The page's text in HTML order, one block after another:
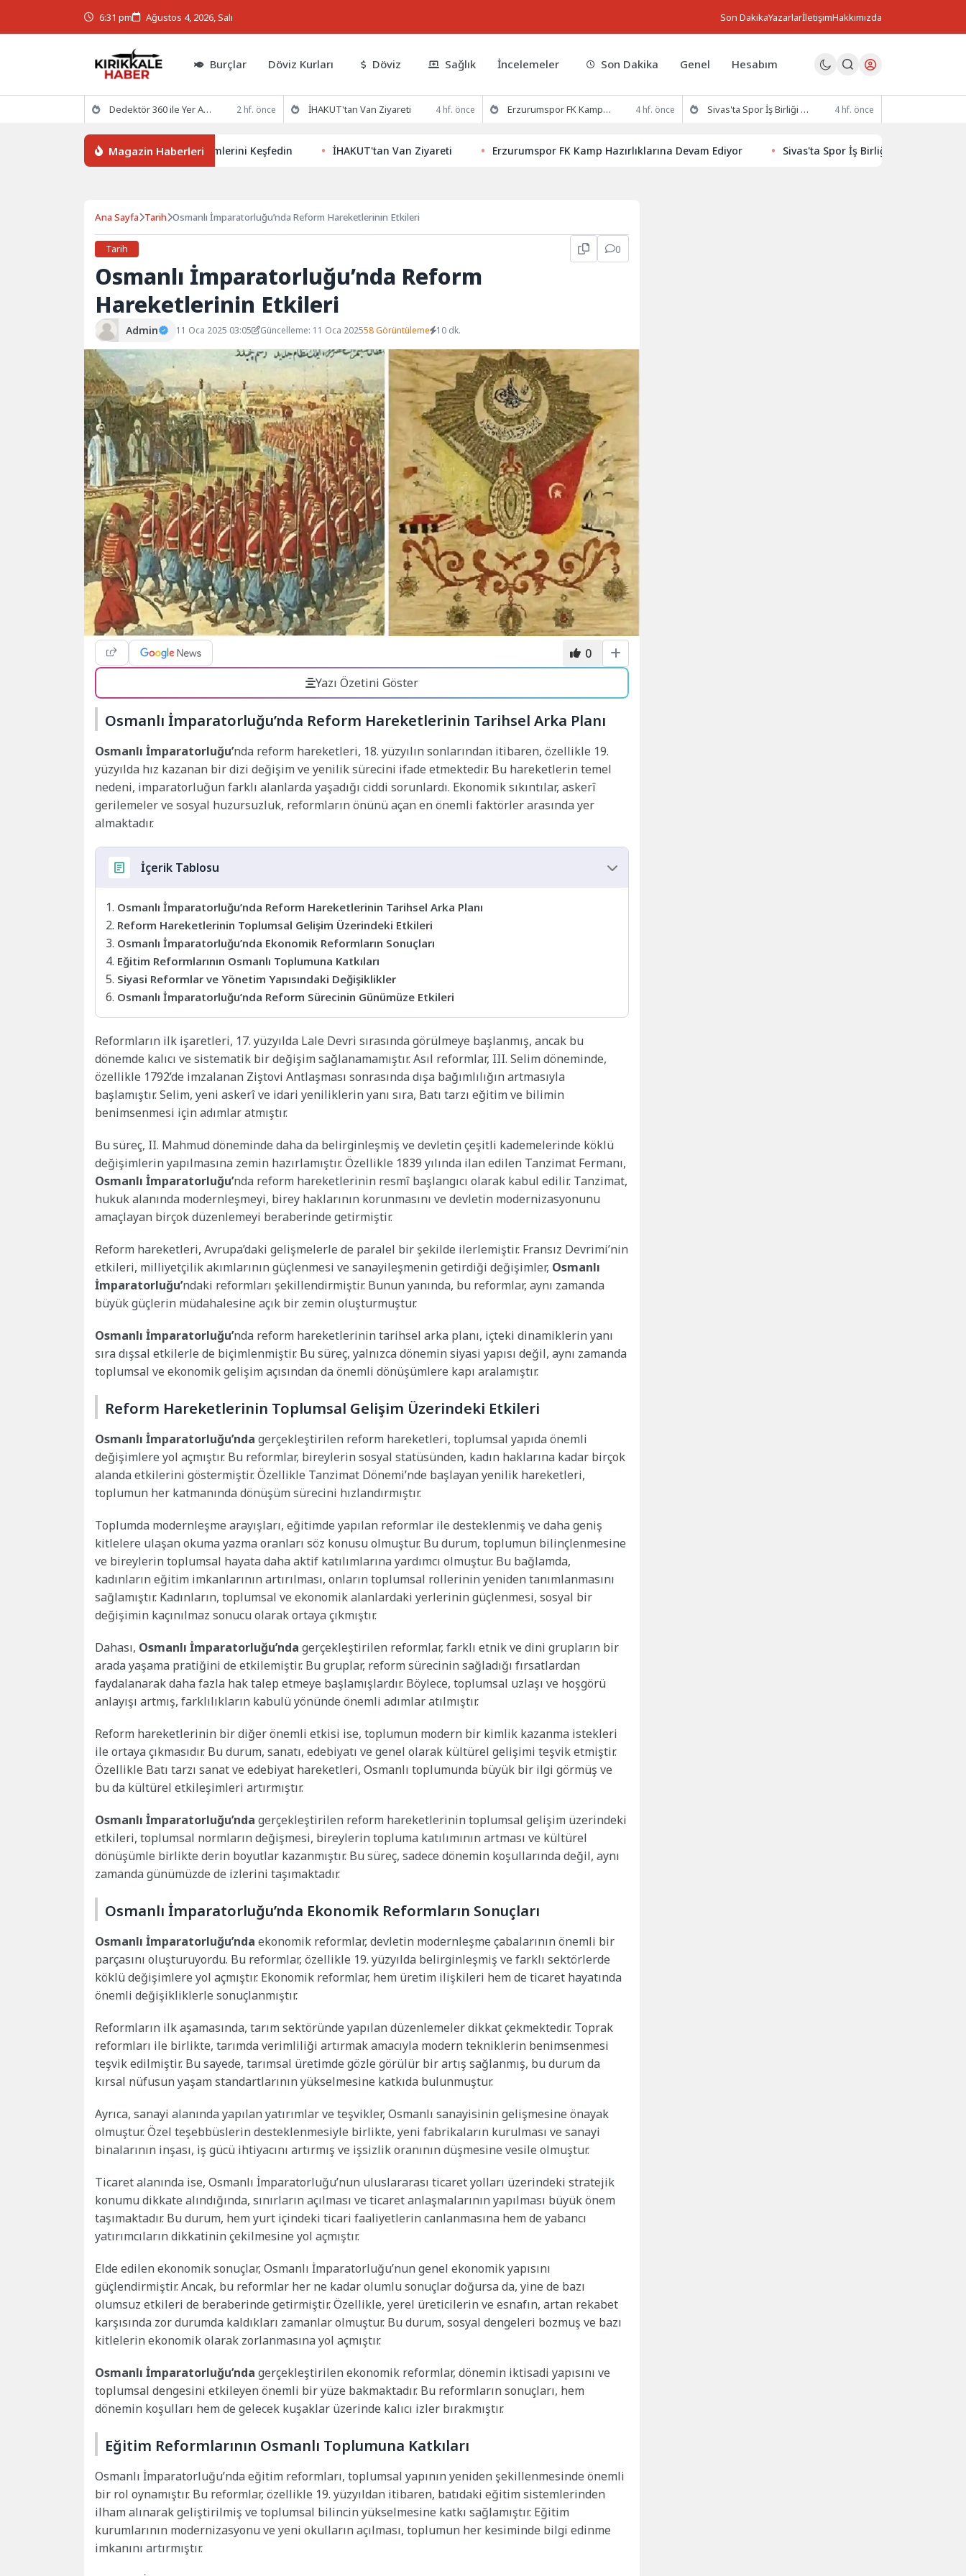
6:31 pm Ağustos 4, 2026, Salı Son DakikaYazarlarİletişimHakkımızda
Burçlar Döviz Kurları Döviz Sağlık İncelemeler Son Dakika Genel Hesabım
Dedektör 360 ile Yer Altının Gizemlerini Keşfedin 2 hf. önce İHAKUT'tan Van Ziyareti 4 hf. önce Erzurumspor FK Kamp Hazırlıklarına Devam Ediyor 4 hf. önce Sivas'ta Spor İş Birliği Protokolü İmzalandı 4 hf. önce
Magazin Haberleri
Dedektör 360 ile Yer Altının Gizemlerini Keşfedin İHAKUT'tan Van Ziyareti Erzurumspor FK Kamp Hazırlıklarına Devam Ediyor Sivas'ta Spor İş Birliği Protokolü İmzalandı
Ana Sayfa Tarih Osmanlı İmparatorluğu’nda Reform Hareketlerinin Etkileri
Tarih 0
Osmanlı İmparatorluğu’nda Reform
Hareketlerinin Etkileri
Admin 11 Oca 2025 03:05 Güncelleme: 11 Oca 202558 Görüntüleme 10 dk.
0
Yazı Özetini Göster
Osmanlı İmparatorluğu’nda Reform Hareketlerinin Tarihsel Arka Planı
Osmanlı İmparatorluğu’nda reform hareketleri, 18. yüzyılın sonlarından itibaren, özellikle 19.
yüzyılda hız kazanan bir dizi değişim ve yenilik sürecini ifade etmektedir. Bu hareketlerin temel
nedeni, imparatorluğun farklı alanlarda yaşadığı ciddi sorunlardı. Ekonomik sıkıntılar, askerî
gerilemeler ve sosyal huzursuzluk, reformların önünü açan en önemli faktörler arasında yer
almaktadır.
İçerik Tablosu
Osmanlı İmparatorluğu’nda Reform Hareketlerinin Tarihsel Arka Planı
Reform Hareketlerinin Toplumsal Gelişim Üzerindeki Etkileri
Osmanlı İmparatorluğu’nda Ekonomik Reformların Sonuçları
Eğitim Reformlarının Osmanlı Toplumuna Katkıları
Siyasi Reformlar ve Yönetim Yapısındaki Değişiklikler
Osmanlı İmparatorluğu’nda Reform Sürecinin Günümüze Etkileri
Reformların ilk işaretleri, 17. yüzyılda Lale Devri sırasında görülmeye başlanmış, ancak bu
dönemde kalıcı ve sistematik bir değişim sağlanamamıştır. Asıl reformlar, III. Selim döneminde,
özellikle 1792’de imzalanan Ziştovi Antlaşması sonrasında dışa bağımlılığın artmasıyla
başlamıştır. Selim, yeni askerî ve idari yeniliklerin yanı sıra, Batı tarzı eğitim ve bilimin
benimsenmesi için adımlar atmıştır.
Bu süreç, II. Mahmud döneminde daha da belirginleşmiş ve devletin çeşitli kademelerinde köklü
değişimlerin yapılmasına zemin hazırlamıştır. Özellikle 1839 yılında ilan edilen Tanzimat Fermanı,
Osmanlı İmparatorluğu’nda reform hareketlerinin resmî başlangıcı olarak kabul edilir. Tanzimat,
hukuk alanında modernleşmeyi, birey haklarının korunmasını ve devletin modernizasyonunu
amaçlayan birçok düzenlemeyi beraberinde getirmiştir.
Reform hareketleri, Avrupa’daki gelişmelerle de paralel bir şekilde ilerlemiştir. Fransız Devrimi’nin
etkileri, milliyetçilik akımlarının güçlenmesi ve sanayileşmenin getirdiği değişimler, Osmanlı
İmparatorluğu’ndaki reformları şekillendirmiştir. Bunun yanında, bu reformlar, aynı zamanda
büyük güçlerin müdahalesine açık bir zemin oluşturmuştur.
Osmanlı İmparatorluğu’nda reform hareketlerinin tarihsel arka planı, içteki dinamiklerin yanı
sıra dışsal etkilerle de biçimlenmiştir. Bu süreç, yalnızca dönemin siyasi yapısı değil, aynı zamanda
toplumsal ve ekonomik gelişim açısından da önemli dönüşümlere kapı aralamıştır.
Reform Hareketlerinin Toplumsal Gelişim Üzerindeki Etkileri
Osmanlı İmparatorluğu’nda gerçekleştirilen reform hareketleri, toplumsal yapıda önemli
değişimlere yol açmıştır. Bu reformlar, bireylerin sosyal statüsünden, kadın haklarına kadar birçok
alanda etkilerini göstermiştir. Özellikle Tanzimat Dönemi’nde başlayan yenilik hareketleri,
toplumun her katmanında dönüşüm sürecini hızlandırmıştır.
Toplumda modernleşme arayışları, eğitimde yapılan reformlar ile desteklenmiş ve daha geniş
kitlelere ulaşan okuma yazma oranları söz konusu olmuştur. Bu durum, toplumun bilinçlenmesine
ve bireylerin toplumsal hayata daha aktif katılımlarına yardımcı olmuştur. Bu bağlamda,
kadınların eğitim imkanlarının artırılması, onların toplumsal rollerinin yeniden tanımlanmasını
sağlamıştır. Kadınların, toplumsal ve ekonomik alanlardaki yerlerinin güçlenmesi, sosyal bir
değişimin kaçınılmaz sonucu olarak ortaya çıkmıştır.
Dahası, Osmanlı İmparatorluğu’nda gerçekleştirilen reformlar, farklı etnik ve dini grupların bir
arada yaşama pratiğini de etkilemiştir. Bu gruplar, reform sürecinin sağladığı fırsatlardan
faydalanarak daha fazla hak talep etmeye başlamışlardır. Böylece, toplumsal uzlaşı ve hoşgörü
anlayışı artmış, farklılıkların kabulü yönünde önemli adımlar atılmıştır.
Reform hareketlerinin bir diğer önemli etkisi ise, toplumun modern bir kimlik kazanma istekleri
ile ortaya çıkmasıdır. Bu durum, sanatı, edebiyatı ve genel olarak kültürel gelişimi teşvik etmiştir.
Özellikle Batı tarzı sanat ve edebiyat hareketleri, Osmanlı toplumunda büyük bir ilgi görmüş ve
bu da kültürel etkileşimleri artırmıştır.
Osmanlı İmparatorluğu’nda gerçekleştirilen reform hareketlerinin toplumsal gelişim üzerindeki
etkileri, toplumsal normların değişmesi, bireylerin topluma katılımının artması ve kültürel
dönüşümle birlikte derin boyutlar kazanmıştır. Bu süreç, sadece dönemin koşullarında değil, aynı
zamanda günümüzde de izlerini taşımaktadır.
Osmanlı İmparatorluğu’nda Ekonomik Reformların Sonuçları
Osmanlı İmparatorluğu’nda ekonomik reformlar, devletin modernleşme çabalarının önemli bir
parçasını oluşturuyordu. Bu reformlar, özellikle 19. yüzyılda belirginleşmiş ve farklı sektörlerde
köklü değişimlere yol açmıştır. Ekonomik reformlar, hem üretim ilişkileri hem de ticaret hayatında
önemli değişikliklerle sonuçlanmıştır.
Reformların ilk aşamasında, tarım sektöründe yapılan düzenlemeler dikkat çekmektedir. Toprak
reformları ile birlikte, tarımda verimliliği artırmak amacıyla modern tekniklerin benimsenmesi
teşvik edilmiştir. Bu sayede, tarımsal üretimde gözle görülür bir artış sağlanmış, bu durum da
kırsal nüfusun yaşam standartlarının yükselmesine katkıda bulunmuştur.
Ayrıca, sanayi alanında yapılan yatırımlar ve teşvikler, Osmanlı sanayisinin gelişmesine önayak
olmuştur. Özel teşebbüslerin desteklenmesiyle birlikte, yeni fabrikaların kurulması ve sanayi
binalarının inşası, iş gücü ihtiyacını artırmış ve işsizlik oranının düşmesine vesile olmuştur.
Ticaret alanında ise, Osmanlı İmparatorluğu’nun uluslararası ticaret yolları üzerindeki stratejik
konumu dikkate alındığında, sınırların açılması ve ticaret anlaşmalarının yapılması büyük önem
taşımaktadır. Bu durum, hem yurt içindeki ticari faaliyetlerin canlanmasına hem de yabancı
yatırımcıların dikkatinin çekilmesine yol açmıştır.
Elde edilen ekonomik sonuçlar, Osmanlı İmparatorluğu’nun genel ekonomik yapısını
güçlendirmiştir. Ancak, bu reformlar her ne kadar olumlu sonuçlar doğursa da, yine de bazı
olumsuz etkileri de beraberinde getirmiştir. Özellikle, yerel üreticilerin ve esnafın, artan rekabet
karşısında zor durumda kaldıkları zamanlar olmuştur. Bu durum, sosyal dengeleri bozmuş ve bazı
kitlelerin ekonomik olarak zorlanmasına yol açmıştır.
Osmanlı İmparatorluğu’nda gerçekleştirilen ekonomik reformlar, dönemin iktisadi yapısını ve
toplumsal dengesini etkileyen önemli bir yüze bakmaktadır. Bu reformların sonuçları, hem
dönemin koşulları hem de gelecek kuşaklar üzerinde kalıcı izler bırakmıştır.
Eğitim Reformlarının Osmanlı Toplumuna Katkıları
Osmanlı İmparatorluğu’nda eğitim reformları, toplumsal yapının yeniden şekillenmesinde önemli
bir rol oynamıştır. Bu reformlar, özellikle 19. yüzyıldan itibaren, batıdaki eğitim sistemlerinden
ilham alınarak geliştirilmiş ve toplumsal bilincin yükselmesine katkı sağlamıştır. Eğitim
kurumlarının modernizasyonu ve yeni okulların açılması, toplumun her kesiminde bilgi edinme
imkanını artırmıştır.